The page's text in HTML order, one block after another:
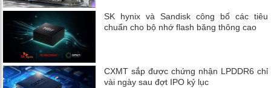
SK hynix và Sandisk công bố các tiêu
chuẩn cho bộ nhớ flash băng thông cao
CXMT sắp được chứng nhận LPDDR6 chỉ
vài ngày sau đợt IPO kỷ lục